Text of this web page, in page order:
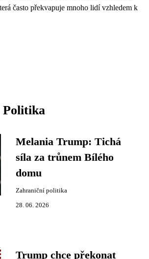
často překvapuje mnoho lidí vzhledem k
Politika
Melania Trump: Tichá
síla za trůnem Bílého
domu
Zahraniční politika
28. 06. 2026
Trump chce překonat